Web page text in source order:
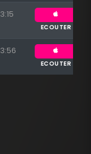
3:15
ECOUTER
3:56
ECOUTER